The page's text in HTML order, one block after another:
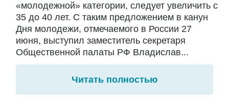
«молодежной» категории, следует увеличить с
35 до 40 лет. С таким предложением в канун
Дня молодежи, отмечаемого в России 27
июня, выступил заместитель секретаря
Общественной палаты РФ Владислав...
Читать полностью